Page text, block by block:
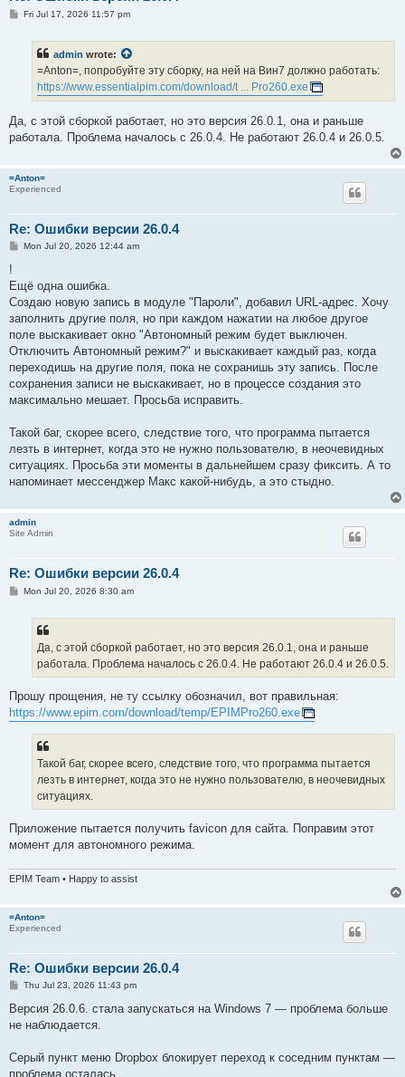
PFri Jul 17, 2026 11:57 pm
admin wrote:
=Anton=, попробуйте эту сборку, на ней на Вин7 должно работать:
https://www.essentialpim.com/download/t ... Pro260.exe
Да, с этой сборкой работает, но это версия 26.0.1, она и раньше
работала. Проблема началось с 26.0.4. Не работают 26.0.4 и 26.0.5.
=Anton=
Experienced
Re: Ошибки версии 26.0.4
PMon Jul 20, 2026 12:44 am
!
Ещё одна ошибка.
Создаю новую запись в модуле "Пароли", добавил URL-адрес. Хочу
заполнить другие поля, но при каждом нажатии на любое другое
поле выскакивает окно "Автономный режим будет выключен.
Отключить Автономный режим?" и выскакивает каждый раз, когда
переходишь на другие поля, пока не сохранишь эту запись. После
сохранения записи не выскакивает, но в процессе создания это
максимально мешает. Просьба исправить.
Такой баг, скорее всего, следствие того, что программа пытается
лезть в интернет, когда это не нужно пользователю, в неочевидных
ситуациях. Просьба эти моменты в дальнейшем сразу фиксить. А то
напоминает мессенджер Макс какой-нибудь, а это стыдно.
admin
Site Admin
Re: Ошибки версии 26.0.4
PMon Jul 20, 2026 8:30 am
Да, с этой сборкой работает, но это версия 26.0.1, она и раньше
работала. Проблема началось с 26.0.4. Не работают 26.0.4 и 26.0.5.
Прошу прощения, не ту ссылку обозначил, вот правильная:
https://www.epim.com/download/temp/EPIMPro260.exe
Такой баг, скорее всего, следствие того, что программа пытается
лезть в интернет, когда это не нужно пользователю, в неочевидных
ситуациях.
Приложение пытается получить favicon для сайта. Поправим этот
момент для автономного режима.
EPIM Team • Happy to assist
=Anton=
Experienced
Re: Ошибки версии 26.0.4
P
s
Thu Jul 23, 2026 11:43 pm
Версия 26.0.6. стала запускаться на Windows 7 — проблема больше
не наблюдается.
Серый пункт меню Dropbox блокирует переход к соседним пунктам —
проблема осталась.